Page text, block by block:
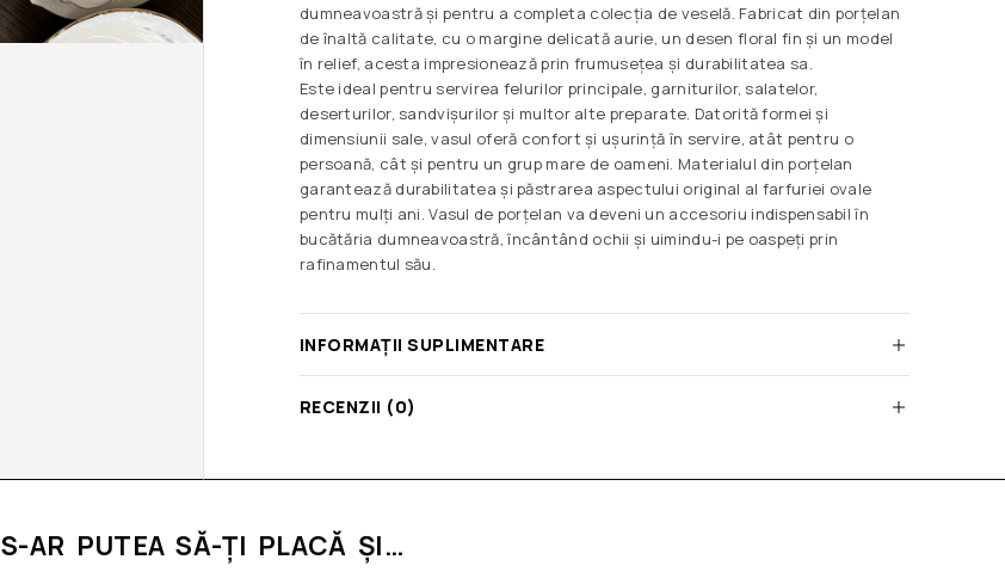
dumneavoastră și pentru a completa colecția de veselă. Fabricat din porțelan
de înaltă calitate, cu o margine delicată aurie, un desen floral fin și un model
în relief, acesta impresionează prin frumusețea și durabilitatea sa.
Este ideal pentru servirea felurilor principale, garniturilor, salatelor,
deserturilor, sandvișurilor și multor alte preparate. Datorită formei și
dimensiunii sale, vasul oferă confort și ușurință în servire, atât pentru o
persoană, cât și pentru un grup mare de oameni. Materialul din porțelan
garantează durabilitatea și păstrarea aspectului original al farfuriei ovale
pentru mulți ani. Vasul de porțelan va deveni un accesoriu indispensabil în
bucătăria dumneavoastră, încântând ochii și uimindu-i pe oaspeți prin
rafinamentul său.
INFORMAȚII SUPLIMENTARE
RECENZII (0)
S-AR PUTEA SĂ-ȚI PLACĂ ȘI…